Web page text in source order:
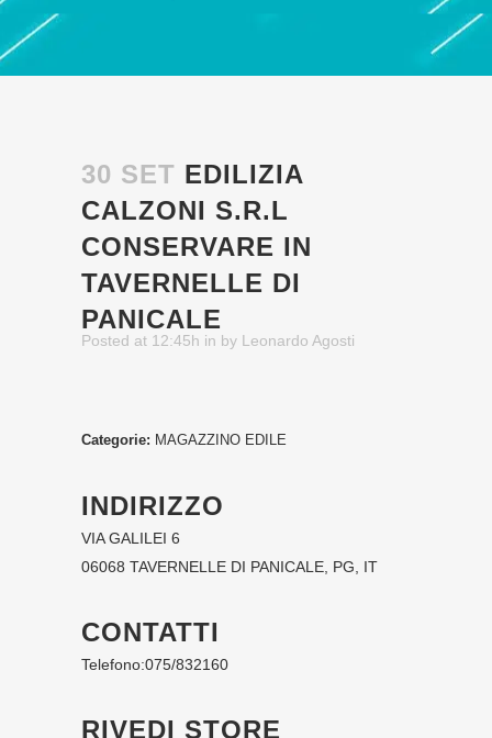
30 SET EDILIZIA
CALZONI S.R.L
CONSERVARE IN
TAVERNELLE DI
PANICALE
Posted at 12:45h in by Leonardo Agosti
Categorie: MAGAZZINO EDILE
INDIRIZZO
VIA GALILEI 6
06068 TAVERNELLE DI PANICALE, PG, IT
CONTATTI
Telefono:075/832160
RIVEDI STORE